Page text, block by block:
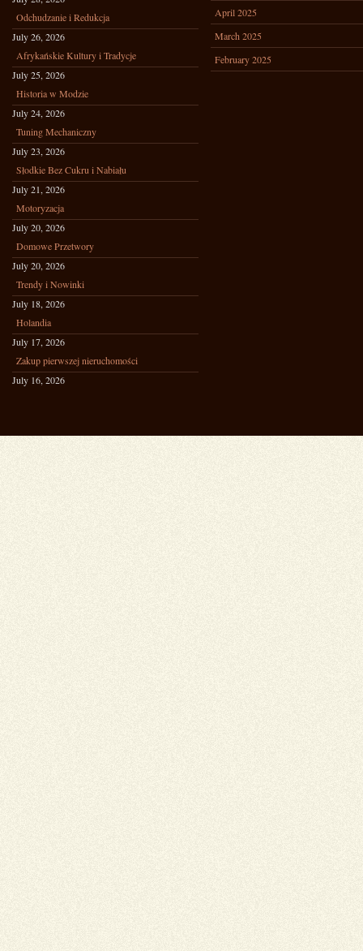
Odchudzanie i Redukcja
July 26, 2026
Afrykańskie Kultury i Tradycje
July 25, 2026
Historia w Modzie
July 24, 2026
Tuning Mechaniczny
July 23, 2026
Słodkie Bez Cukru i Nabiału
July 21, 2026
Motoryzacja
July 20, 2026
Domowe Przetwory
July 20, 2026
Trendy i Nowinki
July 18, 2026
Holandia
July 17, 2026
Zakup pierwszej nieruchomości
July 16, 2026
April 2025
March 2025
February 2025